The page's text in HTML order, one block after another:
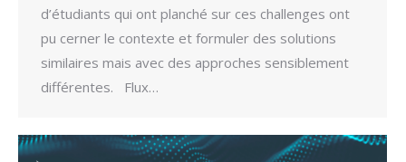
d’étudiants qui ont planché sur ces challenges ont
pu cerner le contexte et formuler des solutions
similaires mais avec des approches sensiblement
différentes. Flux…